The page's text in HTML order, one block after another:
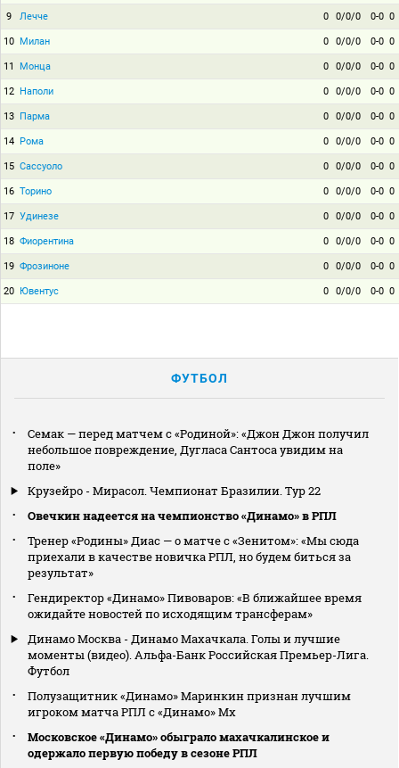
9 Лечче 0 0/0/0 0-0 0
10 Милан 0 0/0/0 0-0 0
11 Монца 0 0/0/0 0-0 0
12 Наполи 0 0/0/0 0-0 0
13 Парма 0 0/0/0 0-0 0
14 Рома 0 0/0/0 0-0 0
15 Сассуоло 0 0/0/0 0-0 0
16 Торино 0 0/0/0 0-0 0
17 Удинезе 0 0/0/0 0-0 0
18 Фиорентина 0 0/0/0 0-0 0
19 Фрозиноне 0 0/0/0 0-0 0
20 Ювентус 0 0/0/0 0-0 0
ФУТБОЛ
Семак — перед матчем с «Родиной»: «Джон Джон получил
небольшое повреждение, Дугласа Сантоса увидим на
поле»
Крузейро - Мирасол. Чемпионат Бразилии. Тур 22
Овечкин надеется на чемпионство «Динамо» в РПЛ
Тренер «Родины» Диас — о матче с «Зенитом»: «Мы сюда
приехали в качестве новичка РПЛ, но будем биться за
результат»
Гендиректор «Динамо» Пивоваров: «В ближайшее время
ожидайте новостей по исходящим трансферам»
Динамо Москва - Динамо Махачкала. Голы и лучшие
моменты (видео). Альфа-Банк Российская Премьер-Лига.
Футбол
Полузащитник «Динамо» Маринкин признан лучшим
игроком матча РПЛ с «Динамо» Мх
Московское «Динамо» обыграло махачкалинское и
одержало первую победу в сезоне РПЛ